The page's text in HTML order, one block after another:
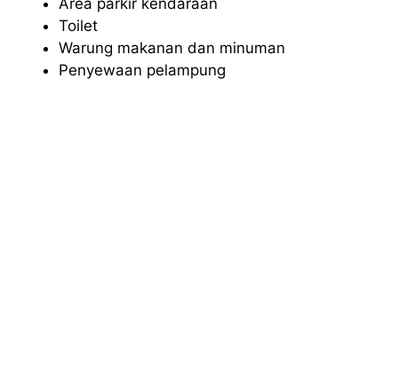
Area parkir kendaraan
Toilet
Warung makanan dan minuman
Penyewaan pelampung